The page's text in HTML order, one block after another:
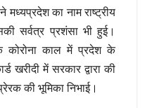
का नाम राष्ट्रीय
सर्वत्र प्रशंसा भी हुई।
कोरोना काल में प्रदेश के
खरीदी में सरकार द्वारा की
की भूमिका निभाई।